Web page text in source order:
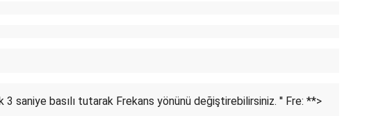
3 saniye basılı tutarak Frekans yönünü değiştirebilirsiniz. '' Fre: **>